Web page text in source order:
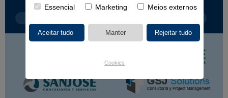
Essencial Marketing Meios externos
Cookies